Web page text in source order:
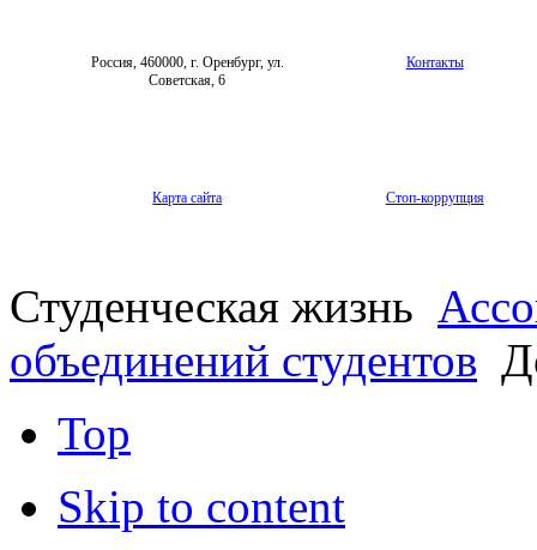
Россия, 460000, г. Оренбург, ул.
Советская, 6
Контакты
Карта сайта Стоп-коррупция
Студенческая жизнь
объединений студентов
Top
Skip to content